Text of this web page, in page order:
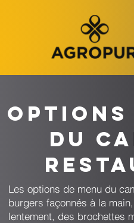
Options
du
Les options de menu du
burgers façonnés à la
lentement, des brochettes